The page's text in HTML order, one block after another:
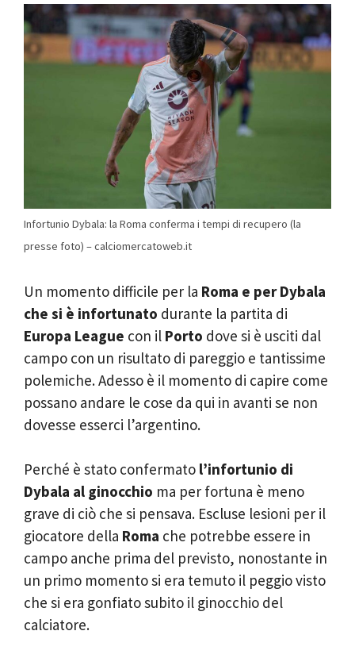
Infortunio Dybala: la Roma conferma i tempi di recupero (la
presse foto) – calciomercatoweb.it
Un momento difficile per la Roma e per Dybala
che si è infortunato durante la partita di
Europa League con il Porto dove si è usciti dal
campo con un risultato di pareggio e tantissime
polemiche. Adesso è il momento di capire come
possano andare le cose da qui in avanti se non
dovesse esserci l’argentino.
Perché è stato confermato l’infortunio di
Dybala al ginocchio ma per fortuna è meno
grave di ciò che si pensava. Escluse lesioni per il
giocatore della Roma che potrebbe essere in
campo anche prima del previsto, nonostante in
un primo momento si era temuto il peggio visto
che si era gonfiato subito il ginocchio del
calciatore.